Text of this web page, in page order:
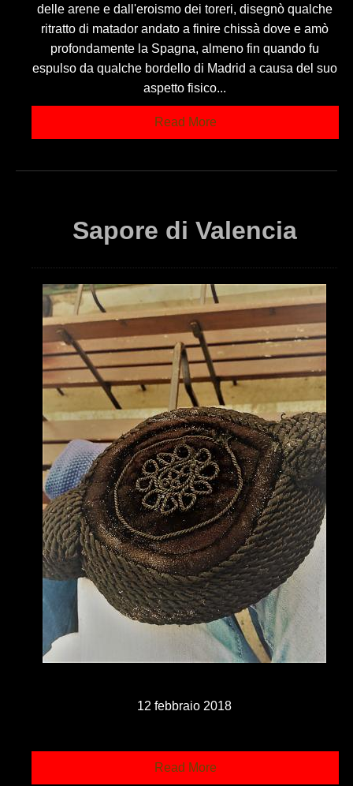
delle arene e dall'eroismo dei toreri, disegnò qualche
ritratto di matador andato a finire chissà dove e amò
profondamente la Spagna, almeno fin quando fu
espulso da qualche bordello di Madrid a causa del suo
aspetto fisico...
Read More
Sapore di Valencia
12 febbraio 2018
Read More